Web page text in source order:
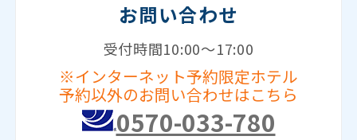
お問い合わせ
受付時間10:00～17:00
※インターネット予約限定ホテル
予約以外のお問い合わせはこちら
0570-033-780